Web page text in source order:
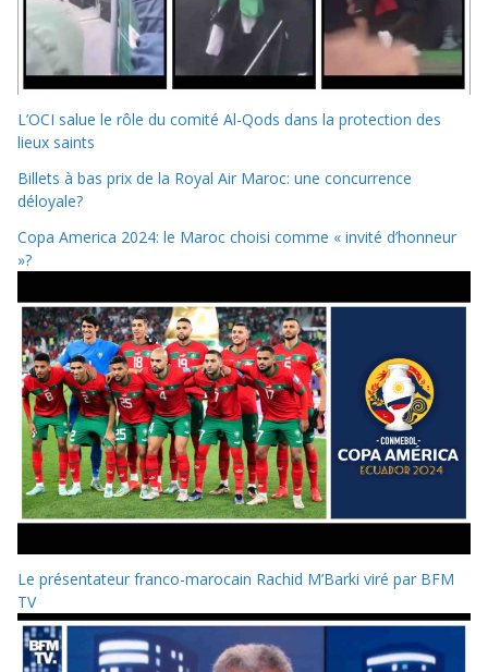
L’OCI salue le rôle du comité Al-Qods dans la protection des
lieux saints
Billets à bas prix de la Royal Air Maroc: une concurrence
déloyale?
Copa America 2024: le Maroc choisi comme « invité d’honneur
»?
Le présentateur franco-marocain Rachid M’Barki viré par BFM
TV